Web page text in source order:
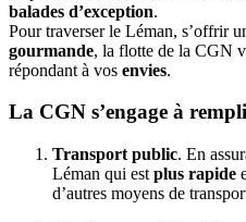
balades d’exception.
Pour traverser le Léman, s’offrir
gourmande, la flotte de la CGN
répondant à vos envies.
La CGN s’engage à
Transport public. En
Léman qui est plus rapide
d’autres moyens de